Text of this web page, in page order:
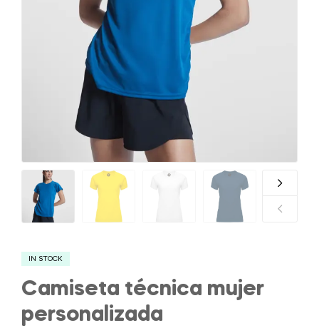
IN STOCK
Camiseta técnica mujer
personalizada